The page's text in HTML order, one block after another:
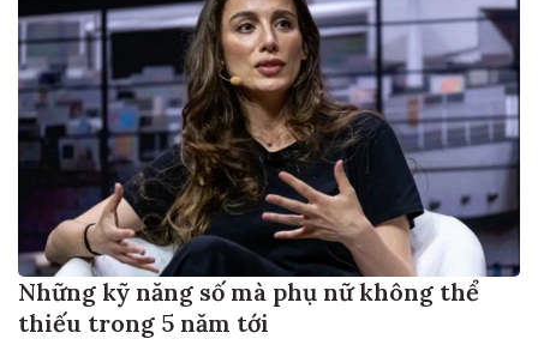
Những kỹ năng số mà phụ nữ không thể
thiếu trong 5 năm tới